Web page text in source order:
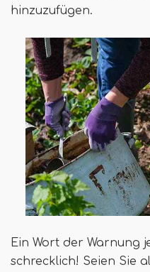
hinzuzufügen.
Ein Wort der Warnung
schrecklich! Seien Sie